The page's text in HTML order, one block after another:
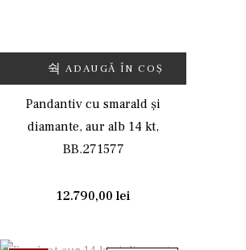
ADAUGĂ ÎN COȘ
Pandantiv cu smarald și
diamante, aur alb 14 kt,
BB.271577
12.790,00 lei